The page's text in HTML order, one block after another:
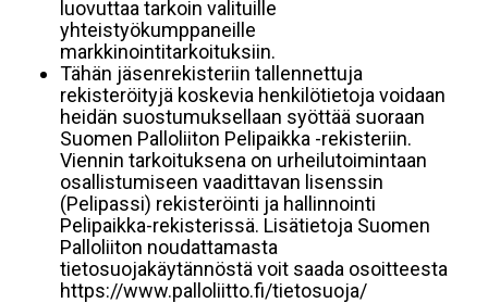
luovuttaa tarkoin valituille
yhteistyökumppaneille
markkinointitarkoituksiin.
Tähän jäsenrekisteriin tallennettuja
rekisteröityjä koskevia henkilötietoja voidaan
heidän suostumuksellaan syöttää suoraan
Suomen Palloliiton Pelipaikka -rekisteriin.
Viennin tarkoituksena on urheilutoimintaan
osallistumiseen vaadittavan lisenssin
(Pelipassi) rekisteröinti ja hallinnointi
Pelipaikka-rekisterissä. Lisätietoja Suomen
Palloliiton noudattamasta
tietosuojakäytännöstä voit saada osoitteesta
https://www.palloliitto.fi/tietosuoja/